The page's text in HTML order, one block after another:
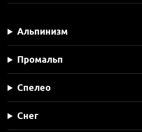
Альпинизм
Промальп
Спелео
Снег